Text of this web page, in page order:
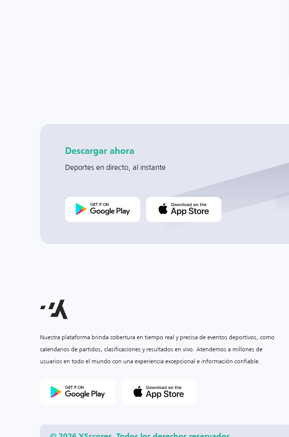
Descargar ahora
Deportes en directo, al instante
Nuestra plataforma brinda cobertura en tiempo real y precisa de eventos deportivos, como
calendarios de partidos, clasificaciones y resultados en vivo. Atendemos a millones de
usuarios en todo el mundo con una experiencia excepcional e información confiable.